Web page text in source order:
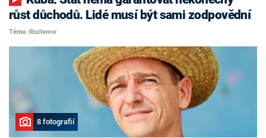
růst důchodů. Lidé musí být sami zodpovědní
Téma: Rozhovor
8 fotografií